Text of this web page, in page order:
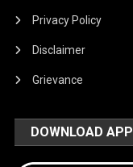
Privacy Policy
Disclaimer
Grievance
DOWNLOAD APP